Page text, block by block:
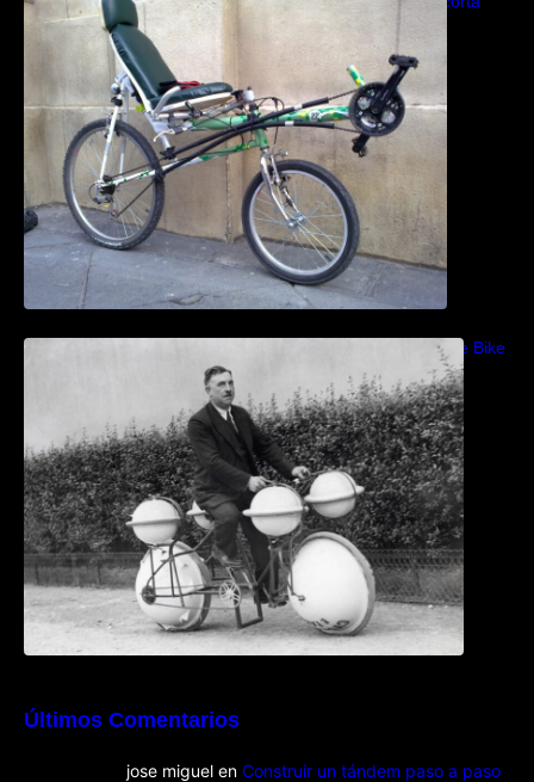
paso a paso
Bicicletas anfibias: Del Cyclomer al Shuttle Bike
Últimos Comentarios
jose miguelen Construir un tándem paso a paso